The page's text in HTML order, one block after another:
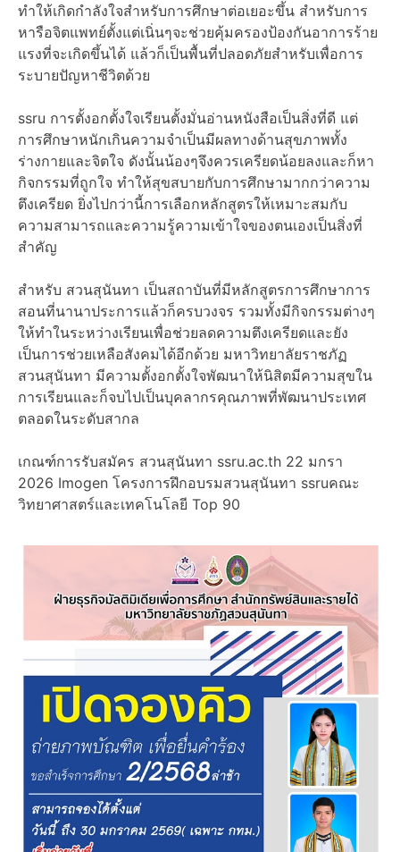
ทำให้เกิดกำลังใจสำหรับการศึกษาต่อเยอะขึ้น สำหรับการ
หารือจิตแพทย์ตั้งแต่เนิ่นๆจะช่วยคุ้มครองป้องกันอาการร้าย
แรงที่จะเกิดขึ้นได้ แล้วก็เป็นพื้นที่ปลอดภัยสำหรับเพื่อการ
ระบายปัญหาชีวิตด้วย
ssru การตั้งอกตั้งใจเรียนตั้งมั่นอ่านหนังสือเป็นสิ่งที่ดี แต่
การศึกษาหนักเกินความจำเป็นมีผลทางด้านสุขภาพทั้ง
ร่างกายและจิตใจ ดังนั้นน้องๆจึงควรเครียดน้อยลงและก็หา
กิจกรรมที่ถูกใจ ทำให้สุขสบายกับการศึกษามากกว่าความ
ตึงเครียด ยิ่งไปกว่านี้การเลือกหลักสูตรให้เหมาะสมกับ
ความสามารถและความรู้ความเข้าใจของตนเองเป็นสิ่งที่
สำคัญ
สำหรับ สวนสุนันทา เป็นสถาบันที่มีหลักสูตรการศึกษาการ
สอนที่นานาประการแล้วก็ครบวงจร รวมทั้งมีกิจกรรมต่างๆ
ให้ทำในระหว่างเรียนเพื่อช่วยลดความตึงเครียดและยัง
เป็นการช่วยเหลือสังคมได้อีกด้วย มหาวิทยาลัยราชภัฏ
สวนสุนันทา มีความตั้งอกตั้งใจพัฒนาให้นิสิตมีความสุขใน
การเรียนและก็จบไปเป็นบุคลากรคุณภาพที่พัฒนาประเทศ
ตลอดในระดับสากล
เกณฑ์การรับสมัคร สวนสุนันทา ssru.ac.th 22 มกรา
2026 Imogen โครงการฝึกอบรมสวนสุนันทา ssruคณะ
วิทยาศาสตร์และเทคโนโลยี Top 90